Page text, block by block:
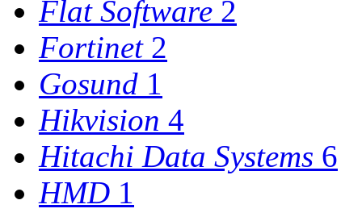
Flat Software 2
Fortinet 2
Gosund 1
Hikvision 4
Hitachi Data Systems 6
HMD 1